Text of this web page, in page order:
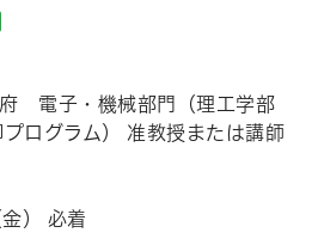
電子・機械部門（理工学部
ログラム） 准教授または講師
） 必着